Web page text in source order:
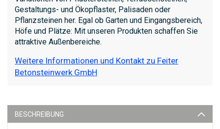
Gestaltungs- und Ökopflaster, Palisaden oder
Pflanzsteinen her. Egal ob Garten und Eingangsbereich,
Höfe und Plätze: Mit unseren Produkten schaffen Sie
attraktive Außenbereiche.
Weitere Informationen und Kontakt zu Feiter
Betonsteinwerk GmbH
BESCHREIBUNG